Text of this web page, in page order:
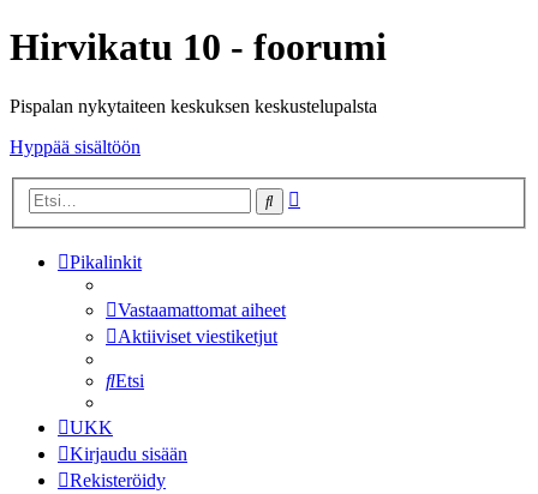
Hirvikatu 10 - foorumi
Pispalan nykytaiteen keskuksen keskustelupalsta
Hyppää sisältöön
Etsi
Pikalinkit
Vastaamattomat aiheet
Aktiiviset viestiketjut
Etsi
UKK
Kirjaudu sisään
Rekisteröidy